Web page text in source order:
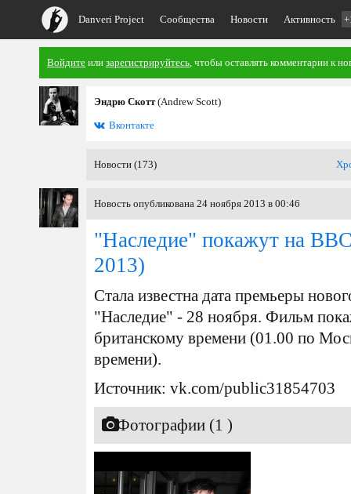
Danveri Project Сообщества Новости Активность
Войдите или зарегистрируйтесь, чтобы оставлять комментарии к
Эндрю Скотт(Andrew Scott)
Вконтакте
Новости (173)
Новость опубликована 24 ноября 2013 в 00:46
"Наследие" покажут на
2013)
Стала известна дата премьеры
"Наследие" - 28 ноября. Фильм
британскому времени (01.00 по
времени).
Источник: vk.com/public31854703
Фотографии (1 )